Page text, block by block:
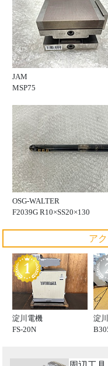
JAM
MSP75
OSG-WALTER
F2039G R10×SS20×130
ア
淀川電機
FS-20N
淀川